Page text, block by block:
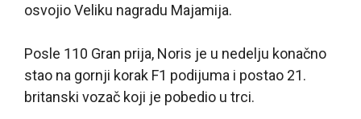
osvojio Veliku nagradu Majamija.
Posle 110 Gran prija, Noris je u nedelju konačno
stao na gornji korak F1 podijuma i postao 21.
britanski vozač koji je pobedio u trci.